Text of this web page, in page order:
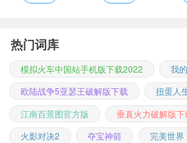
热门词库
模拟火车中国站手机版下载2022
我
欧陆战争5亚瑟王破解版下载
扭蛋人
江南百景图官方版
垂直火力破解版下
火影对决2
夺宝神箭 完美世界